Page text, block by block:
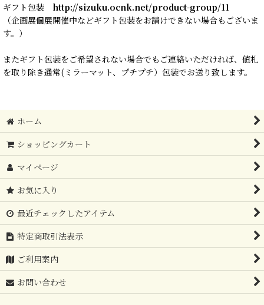
ギフト包装 http://sizuku.ocnk.net/product-group/11
（企画展個展開催中などギフト包装をお請けできない場合もございま
す。）
またギフト包装をご希望されない場合でもご連絡いただければ、値札
を取り除き通常(ミラーマット、プチプチ）包装でお送り致します。
ホーム
ショッピングカート
マイページ
お気に入り
最近チェックしたアイテム
特定商取引法表示
ご利用案内
お問い合わせ